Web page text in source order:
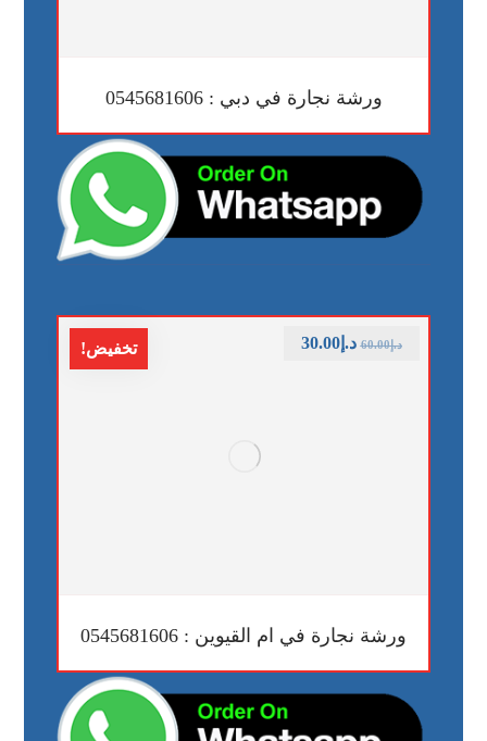
ورشة نجارة في دبي : 0545681606
تخفيض!
ورشة نجارة في ام القيوين : 0545681606
د.إ60.00 د.إ30.00